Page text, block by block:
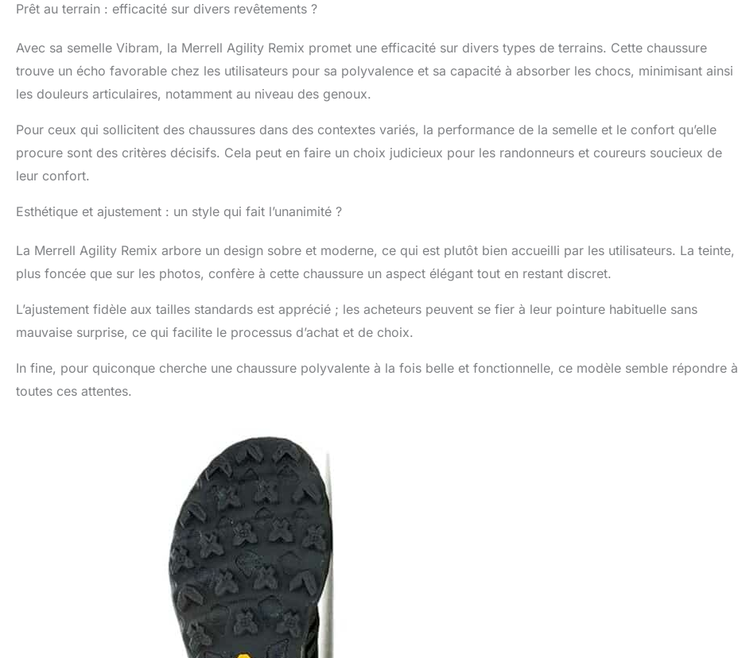
Prêt au terrain : efficacité sur divers revêtements ?
Avec sa semelle Vibram, la Merrell Agility Remix promet une efficacité sur divers types de terrains. Cette chaussure
trouve un écho favorable chez les utilisateurs pour sa polyvalence et sa capacité à absorber les chocs, minimisant ainsi
les douleurs articulaires, notamment au niveau des genoux.
Pour ceux qui sollicitent des chaussures dans des contextes variés, la performance de la semelle et le confort qu’elle
procure sont des critères décisifs. Cela peut en faire un choix judicieux pour les randonneurs et coureurs soucieux de
leur confort.
Esthétique et ajustement : un style qui fait l’unanimité ?
La Merrell Agility Remix arbore un design sobre et moderne, ce qui est plutôt bien accueilli par les utilisateurs. La teinte,
plus foncée que sur les photos, confère à cette chaussure un aspect élégant tout en restant discret.
L’ajustement fidèle aux tailles standards est apprécié ; les acheteurs peuvent se fier à leur pointure habituelle sans
mauvaise surprise, ce qui facilite le processus d’achat et de choix.
In fine, pour quiconque cherche une chaussure polyvalente à la fois belle et fonctionnelle, ce modèle semble répondre à
toutes ces attentes.